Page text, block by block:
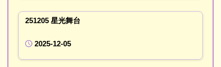
251205 星光舞台
2025-12-05